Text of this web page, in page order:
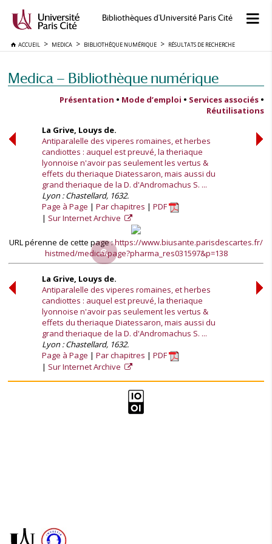
Bibliothèques d'Université Paris Cité
ACCUEIL MEDICA BIBLIOTHÈQUE NUMÉRIQUE RÉSULTATS DE RECHERCHE
Medica — Bibliothèque numérique
Présentation • Mode d’emploi • Services associés •
Réutilisations
La Grive, Louys de.
Antiparalelle des viperes romaines, et herbes
candiottes : auquel est preuvé, la theriaque
lyonnoise n'avoir pas seulement les vertus &
effets du theriaque Diatessaron, mais aussi du
grand theriaque de la D. d'Andromachus S. ...
Lyon : Chastellard, 1632.
Page à Page
Par chapitres
PDF
Sur Internet Archive
URL pérenne de cette page :https://www.biusante.parisdescartes.fr/
histmed/medica/page?pharma_res031597&p=138
La Grive, Louys de.
Antiparalelle des viperes romaines, et herbes
candiottes : auquel est preuvé, la theriaque
lyonnoise n'avoir pas seulement les vertus &
effets du theriaque Diatessaron, mais aussi du
grand theriaque de la D. d'Andromachus S. ...
Lyon : Chastellard, 1632.
Page à Page
Par chapitres
PDF
Sur Internet Archive